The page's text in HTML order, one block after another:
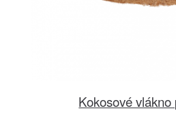
Kokosové vlákno